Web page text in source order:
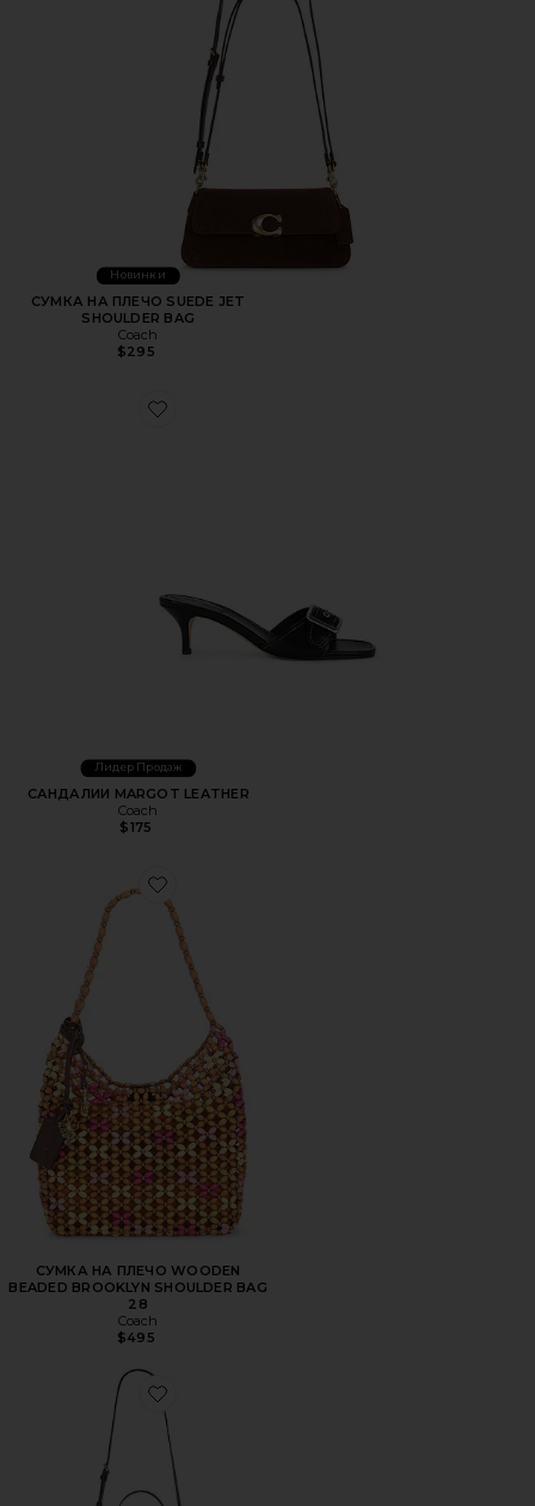
Новинки
СУМКА НА ПЛЕЧО SUEDE JET
SHOULDER BAG
Coach
$295
Favorite САНДАЛИИ MARGOT LEATHER
Лидер Продаж
САНДАЛИИ MARGOT LEATHER
Coach
$175
Favorite СУМКА НА ПЛЕЧО WOODEN BEADED
СУМКА НА ПЛЕЧО WOODEN
BEADED BROOKLYN SHOULDER BAG
28
Coach
$495
Favorite СУМКА WAVERLY